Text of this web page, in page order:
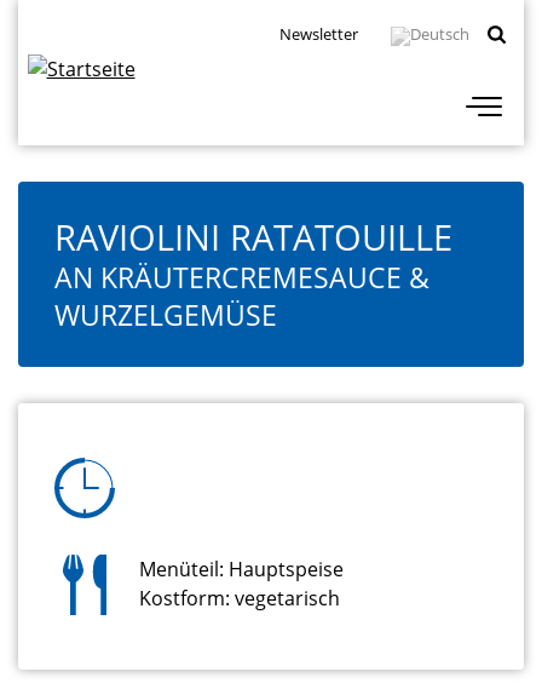
Inhalt
Navigation
Newsletter
RAVIOLINI RATATOUILLE
AN KRÄUTERCREMESAUCE &
WURZELGEMÜSE
Menüteil: Hauptspeise
Kostform: vegetarisch